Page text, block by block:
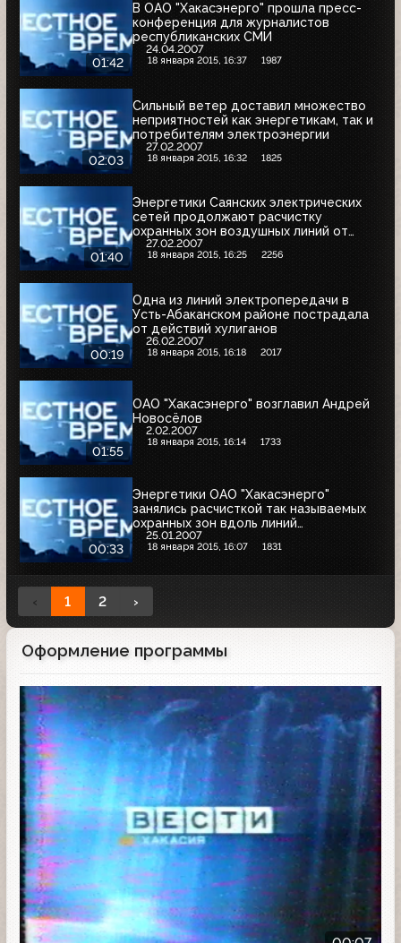
01:42
В ОАО "Хакасэнерго" прошла пресс-
конференция для журналистов
республиканских СМИ
24.04.2007
18 января 2015, 16:37 1987
02:03
Сильный ветер доставил множество
неприятностей как энергетикам, так и
потребителям электроэнергии
27.02.2007
18 января 2015, 16:32 1825
01:40
Энергетики Саянских электрических
сетей продолжают расчистку
охранных зон воздушных линий от
тополей
27.02.2007
18 января 2015, 16:25 2256
00:19
Одна из линий электропередачи в
Усть-Абаканском районе пострадала
от действий хулиганов
26.02.2007
18 января 2015, 16:18 2017
01:55
ОАО "Хакасэнерго" возглавил Андрей
Новосёлов
2.02.2007
18 января 2015, 16:14 1733
00:33
Энергетики ОАО "Хакасэнерго"
занялись расчисткой так называемых
охранных зон вдоль линий
электропередачи
25.01.2007
18 января 2015, 16:07 1831
‹ 1 2 ›
Оформление программы
Заставка программы